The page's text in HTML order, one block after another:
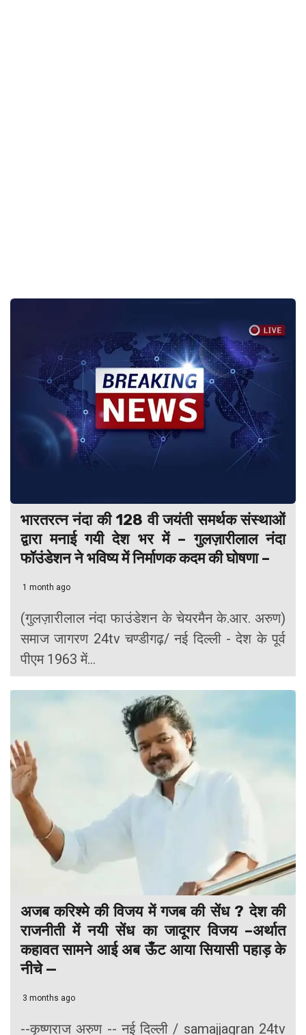
भारतरत्न नंदा की 128 वी जयंती समर्थक संस्थाओं
द्वारा मनाई गयी देश भर में – गुलज़ारीलाल नंदा
फॉउंडेशन ने भविष्य में निर्माणक कदम की घोषणा –
1 month ago
(गुलज़ारीलाल नंदा फाउंडेशन के चेयरमैन के.आर. अरुण)
समाज जागरण 24tv चण्डीगढ़/ नई दिल्ली - देश के पूर्व
पीएम 1963 में...
अजब करिश्मे की विजय में गजब की सेंध ? देश की
राजनीती में नयी सेंध का जादूगर विजय –अर्थात
कहावत सामने आई अब ऊँट आया सियासी पहाड़ के
नीचे —
3 months ago
--कृष्णराज अरुण -- नई दिल्ली / samajjagran 24tv